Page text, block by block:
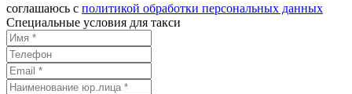
соглашаюсь с политикой обработки персональных данных
Специальные условия для такси